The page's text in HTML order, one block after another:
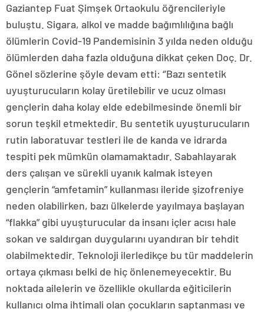
Gaziantep Fuat Şimşek Ortaokulu öğrencileriyle
buluştu. Sigara, alkol ve madde bağımlılığına bağlı
ölümlerin Covid-19 Pandemisinin 3 yılda neden olduğu
ölümlerden daha fazla olduğuna dikkat çeken Doç. Dr.
Gönel sözlerine şöyle devam etti: ‘’Bazı sentetik
uyuşturucuların kolay üretilebilir ve ucuz olması
gençlerin daha kolay elde edebilmesinde önemli bir
sorun teşkil etmektedir. Bu sentetik uyuşturucuların
rutin laboratuvar testleri ile de kanda ve idrarda
tespiti pek mümkün olamamaktadır. Sabahlayarak
ders çalışan ve sürekli uyanık kalmak isteyen
gençlerin “amfetamin” kullanması ileride şizofreniye
neden olabilirken, bazı ülkelerde yayılmaya başlayan
“flakka” gibi uyuşturucular da insanı içler acısı hale
sokan ve saldırgan duygularını uyandıran bir tehdit
olabilmektedir. Teknoloji ilerledikçe bu tür maddelerin
ortaya çıkması belki de hiç önlenemeyecektir. Bu
noktada ailelerin ve özellikle okullarda eğiticilerin
kullanıcı olma ihtimali olan çocukların saptanması ve